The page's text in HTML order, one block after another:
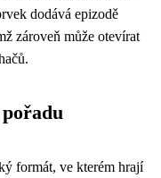
dodává epizodě
zároveň může otevírat
formát, ve kterém hrají